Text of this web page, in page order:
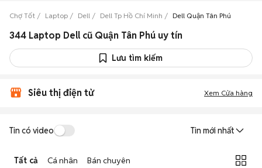
Chợ Tốt Laptop Dell Dell Tp Hồ Chí Minh Dell Quận Tân Phú
344 Laptop Dell cũ Quận Tân Phú uy tín
Lưu tìm kiếm
Siêu thị điện tử Xem Cửa hàng
Tin có video Tin mới nhất
Tất cả Cá nhân Bán chuyên